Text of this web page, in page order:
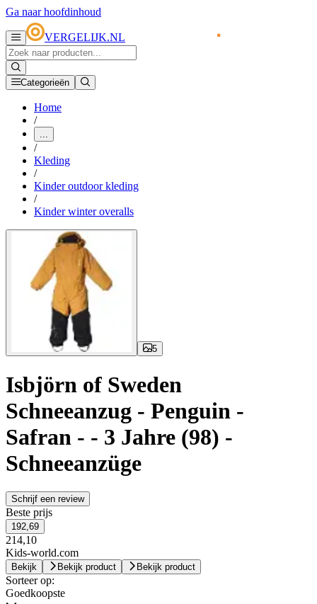
Ga naar hoofdinhoud
VERGELIJK.NL
Categorieën
Home
/
...
/
Kleding
/
Kinder outdoor kleding
/
Kinder winter overalls
5
Isbjörn of Sweden
Schneeanzug - Penguin -
Safran - - 3 Jahre (98) -
Schneeanzüge
Schrijf een review
Beste prijs
192,69
214,10
Kids-world.com
Bekijk Bekijk product Bekijk product
Sorteer op:
Goedkoopste